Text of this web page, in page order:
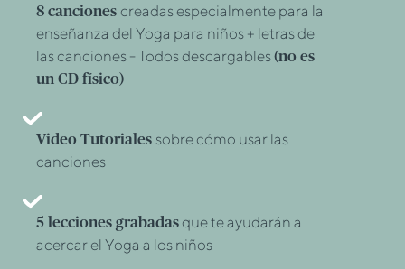
8 canciones creadas especialmente para la
enseñanza del Yoga para niños + letras de
las canciones - Todos descargables(no es
un CD físico)
Video Tutoriales sobre cómo usar las
canciones
5 lecciones grabadas que te ayudarán a
acercar el Yoga a los niños